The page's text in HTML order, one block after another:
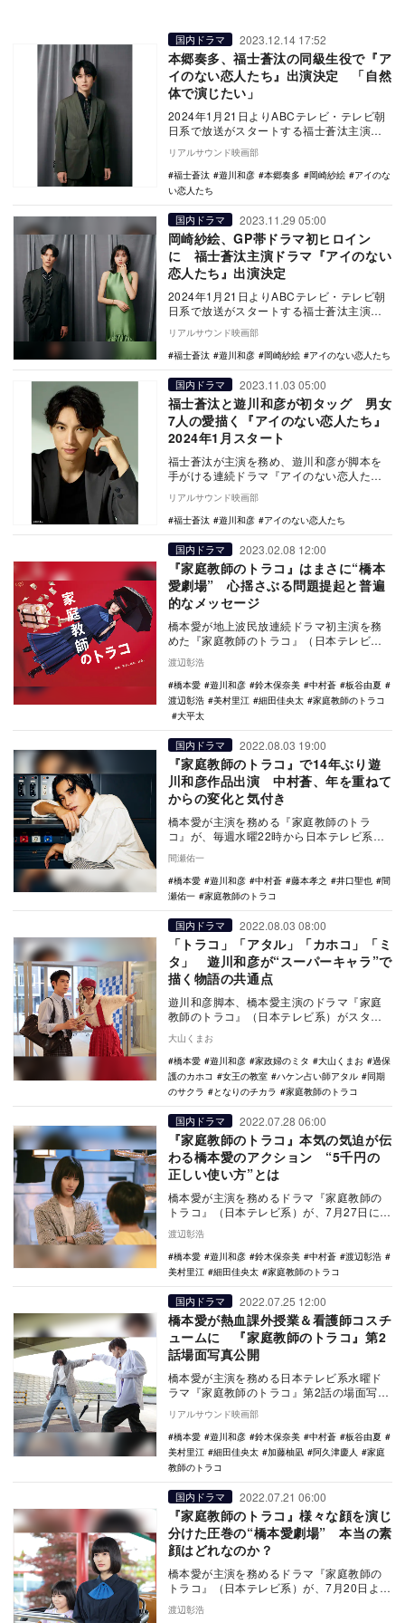
国内ドラマ 2023.12.14 17:52
本郷奏多、福士蒼汰の同級生役で『ア
イのない恋人たち』出演決定 「自然
体で演じたい」
2024年1月21日よりABCテレビ・テレビ朝
日系で放送がスタートする福士蒼汰主演ド
ラマ『アイのない恋人たち』に本郷奏多が
出演す…
リアルサウンド映画部
福士蒼汰
遊川和彦 本郷奏多 岡崎紗絵
アイのな
い恋人たち
国内ドラマ 2023.11.29 05:00
岡崎紗絵、GP帯ドラマ初ヒロイン
に 福士蒼汰主演ドラマ『アイのない
恋人たち』出演決定
2024年1月21日よりABCテレビ・テレビ朝
日系で放送がスタートする福士蒼汰主演ド
ラマ『アイのない恋人たち』に岡崎紗絵が
出演す…
リアルサウンド映画部
福士蒼汰
遊川和彦 岡崎紗絵 アイのない恋人たち
国内ドラマ 2023.11.03 05:00
福士蒼汰と遊川和彦が初タッグ 男女
7人の愛描く『アイのない恋人たち』
2024年1月スタート
福士蒼汰が主演を務め、遊川和彦が脚本を
手がける連続ドラマ『アイのない恋人た
ち』が、2024年1月よりABCテレビ・テレ
ビ朝日系の…
リアルサウンド映画部
福士蒼汰
遊川和彦 アイのない恋人たち
国内ドラマ 2023.02.08 12:00
『家庭教師のトラコ』はまさに“橋本
愛劇場” 心揺さぶる問題提起と普遍
的なメッセージ
橋本愛が地上波民放連続ドラマ初主演を務
めた『家庭教師のトラコ』（日本テレビ
系）のBlu-ray／DVD BOXが2月8日に発売
さ…
渡辺彰浩
橋本愛
遊川和彦 鈴木保奈美 中村蒼
板谷由夏
渡辺彰浩
美村里江 細田佳央太
家庭教師のトラコ
大平太
国内ドラマ 2022.08.03 19:00
『家庭教師のトラコ』で14年ぶり遊
川和彦作品出演 中村蒼、年を重ねて
からの変化と気付き
橋本愛が主演を務める『家庭教師のトラ
コ』が、毎週水曜22時から日本テレビ系で
ある現実を子供…
間瀬佑一
橋本愛
遊川和彦 中村蒼 藤本孝之 井口聖也
間
瀬佑一
家庭教師のトラコ
国内ドラマ 2022.08.03 08:00
「トラコ」「アタル」「カホコ」「ミ
タ」 遊川和彦が“スーパーキャラ”で
描く物語の共通点
遊川和彦脚本、橋本愛主演のドラマ『家庭
教師のトラコ』（日本テレビ系）がスター
愛）が、家庭教師…
大山くまお
橋本愛
遊川和彦 家政婦のミタ 大山くまお
過保
護のカホコ
女王の教室 ハケン占い師アタル
同期
のサクラ
となりのチカラ 家庭教師のトラコ
国内ドラマ 2022.07.28 06:00
『家庭教師のトラコ』本気の気迫が伝
わる橋本愛のアクション “5千円の
正しい使い方”とは
橋本愛が主演を務めるドラマ『家庭教師の
トラコ』（日本テレビ系）が、7月27日に第
2話を迎えた。 家庭教師・トラコ（橋本
愛）は…
渡辺彰浩
橋本愛
遊川和彦 鈴木保奈美 中村蒼
渡辺彰浩
美村里江
細田佳央太 家庭教師のトラコ
国内ドラマ 2022.07.25 12:00
橋本愛が熱血課外授業＆看護師コスチ
ュームに 『家庭教師のトラコ』第2
話場面写真公開
橋本愛が主演を務める日本テレビ系水曜ド
ラマ『家庭教師のトラコ』第2話の場面写真
が公開された。 本作は、『家政婦のミ
タ』（日本…
リアルサウンド映画部
橋本愛
遊川和彦 鈴木保奈美 中村蒼
板谷由夏
美村里江
細田佳央太 加藤柚凪 阿久津慶人
家庭
教師のトラコ
国内ドラマ 2022.07.21 06:00
『家庭教師のトラコ』様々な顔を演じ
分けた圧巻の“橋本愛劇場” 本当の素
顔はどれなのか？
橋本愛が主演を務めるドラマ『家庭教師の
トラコ』（日本テレビ系）が、7月20日より
スタートした。今作は『家政婦のミタ』
（2011年…
渡辺彰浩